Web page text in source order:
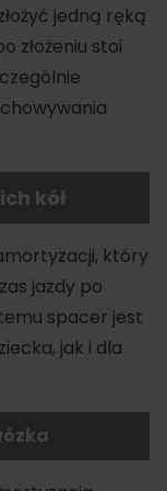
jedną ręką
złożeniu stoi
kół
który
jazdy po
spacer jest
jak i dla